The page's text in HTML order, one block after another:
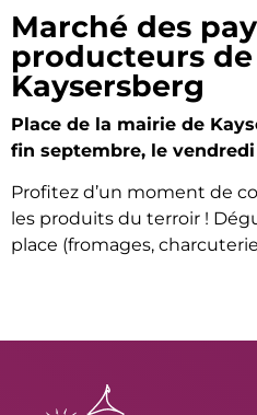
Marché des
producteurs
Kaysersberg
Place de la mairie de
fin septembre, le vendredi
Profitez d’un moment de
les produits du terroir !
place (fromages,